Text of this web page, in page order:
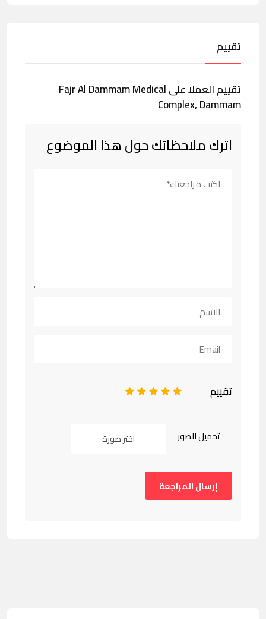
تقييم
تقييم العملا على Fajr Al Dammam Medical
Complex, Dammam
اترك ملاحظاتك حول هذا الموضوع
تقييم 5
4
3
2
تحميل الصور اختر صورة